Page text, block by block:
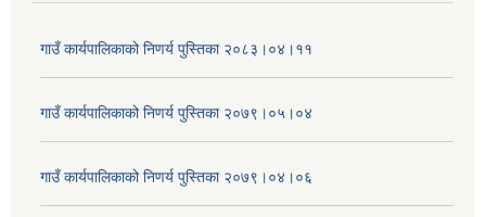
गाउँ कार्यपालिकाको निणर्य पुस्तिका २०८३।०४।११
गाउँ कार्यपालिकाको निणर्य पुस्तिका २०७९।०५।०४
गाउँ कार्यपालिकाको निणर्य पुस्तिका २०७९।०४।०६